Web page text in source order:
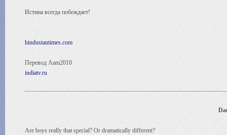
Истина всегда побеждает!
hindustantimes.com
Перевод Aam2010
indiatv.ru
Are boys really that special? Or dramatically different?